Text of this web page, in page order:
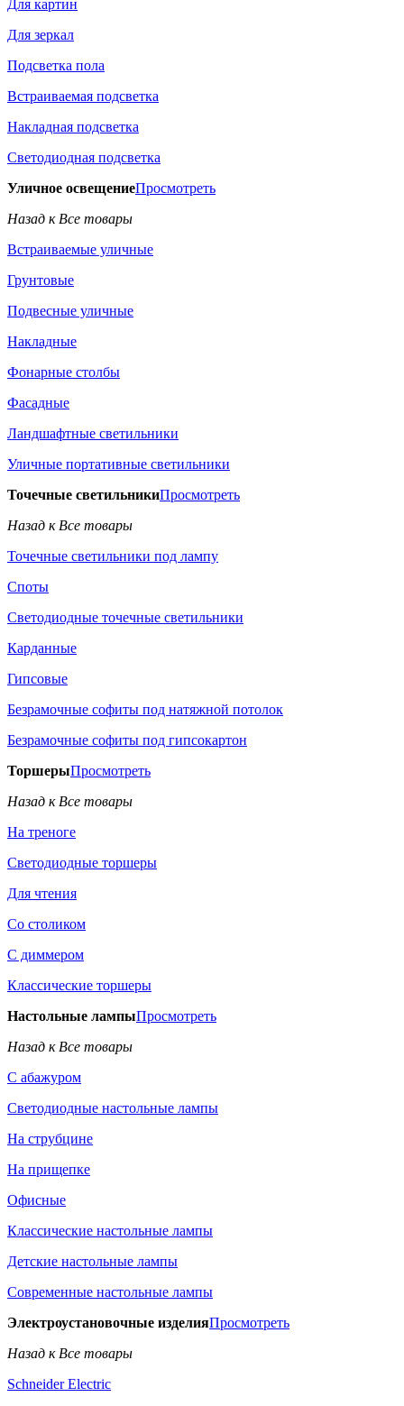
Для картин
Для зеркал
Подсветка пола
Встраиваемая подсветка
Накладная подсветка
Светодиодная подсветка
Уличное освещениеПросмотреть
Назад к Все товары
Встраиваемые уличные
Грунтовые
Подвесные уличные
Накладные
Фонарные столбы
Фасадные
Ландшафтные светильники
Уличные портативные светильники
Точечные светильникиПросмотреть
Назад к Все товары
Точечные светильники под лампу
Споты
Светодиодные точечные светильники
Карданные
Гипсовые
Безрамочные софиты под натяжной потолок
Безрамочные софиты под гипсокартон
ТоршерыПросмотреть
Назад к Все товары
На треноге
Светодиодные торшеры
Для чтения
Со столиком
С диммером
Классические торшеры
Настольные лампыПросмотреть
Назад к Все товары
С абажуром
Светодиодные настольные лампы
На струбцине
На прищепке
Офисные
Классические настольные лампы
Детские настольные лампы
Современные настольные лампы
Электроустановочные изделияПросмотреть
Назад к Все товары
Schneider Electric